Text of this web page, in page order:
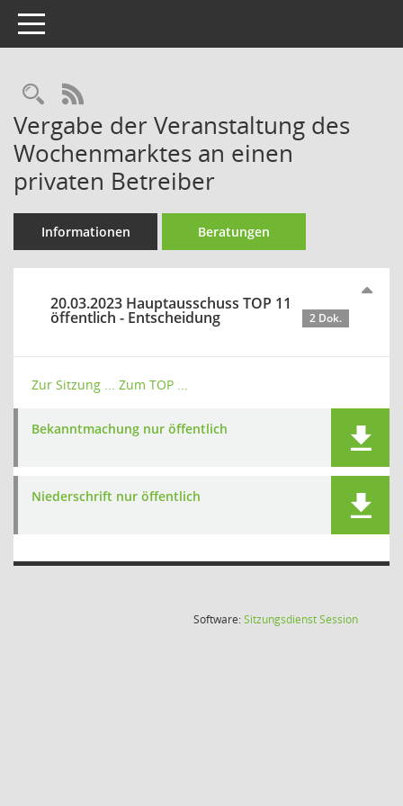
Toggle navigation
Rechercheauswahl
RSS-Feed
Vergabe der Veranstaltung des
Wochenmarktes an einen
privaten Betreiber
Informationen Beratungen
20.03.2023 Hauptausschuss TOP 11
öffentlich - Entscheidung 2 Dok.
Zur Sitzung ... Zum TOP ...
Bekanntmachung nur öffentlich
Niederschrift nur öffentlich
Software:SitzungsdienstSession(Wird in